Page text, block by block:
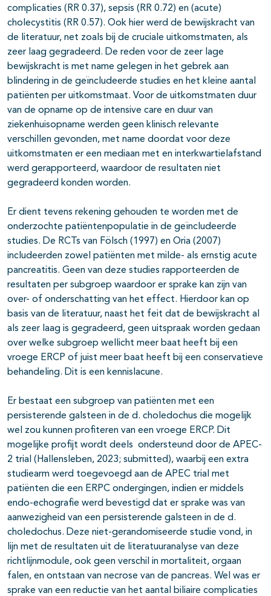
complicaties (RR 0.37), sepsis (RR 0.72) en (acute)
cholecystitis (RR 0.57). Ook hier werd de bewijskracht van
de literatuur, net zoals bij de cruciale uitkomstmaten, als
zeer laag gegradeerd. De reden voor de zeer lage
bewijskracht is met name gelegen in het gebrek aan
blindering in de geïncludeerde studies en het kleine aantal
patiënten per uitkomstmaat. Voor de uitkomstmaten duur
van de opname op de intensive care en duur van
ziekenhuisopname werden geen klinisch relevante
verschillen gevonden, met name doordat voor deze
uitkomstmaten er een mediaan met en interkwartielafstand
werd gerapporteerd, waardoor de resultaten niet
gegradeerd konden worden.
Er dient tevens rekening gehouden te worden met de
onderzochte patiëntenpopulatie in de geïncludeerde
studies. De RCTs van Fölsch (1997) en Oria (2007)
includeerden zowel patiënten met milde- als ernstig acute
pancreatitis. Geen van deze studies rapporteerden de
resultaten per subgroep waardoor er sprake kan zijn van
over- of onderschatting van het effect. Hierdoor kan op
basis van de literatuur, naast het feit dat de bewijskracht al
als zeer laag is gegradeerd, geen uitspraak worden gedaan
over welke subgroep wellicht meer baat heeft bij een
vroege ERCP of juist meer baat heeft bij een conservatieve
behandeling. Dit is een kennislacune.
Er bestaat een subgroep van patiënten met een
persisterende galsteen in de d. choledochus die mogelijk
wel zou kunnen profiteren van een vroege ERCP. Dit
mogelijke profijt wordt deels ondersteund door de APEC-
2 trial (Hallensleben, 2023; submitted), waarbij een extra
studiearm werd toegevoegd aan de APEC trial met
patiënten die een ERPC ondergingen, indien er middels
endo-echografie werd bevestigd dat er sprake was van
aanwezigheid van een persisterende galsteen in de d.
choledochus. Deze niet-gerandomiseerde studie vond, in
lijn met de resultaten uit de literatuuranalyse van deze
richtlijnmodule, ook geen verschil in mortaliteit, orgaan
falen, en ontstaan van necrose van de pancreas. Wel was er
sprake van een reductie van het aantal biliaire complicaties